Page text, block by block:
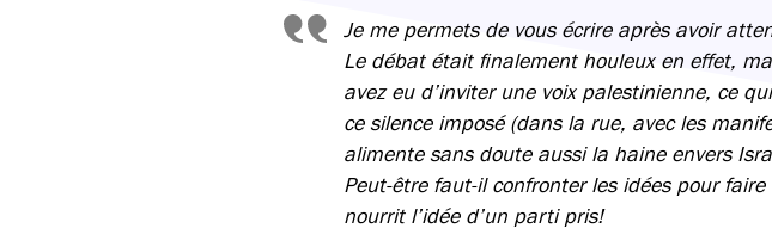
Je me permets de vous écrire après avoir
Le débat était finalement houleux en effet,
avez eu d’inviter une voix palestinienne, ce
ce silence imposé (dans la rue, avec les
alimente sans doute aussi la haine envers
Peut-être faut-il confronter les idées pour
nourrit l’idée d’un parti pris!